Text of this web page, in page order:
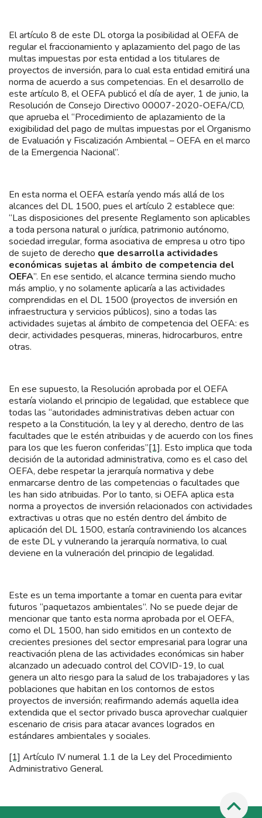
El artículo 8 de este DL otorga la posibilidad al OEFA de
regular el fraccionamiento y aplazamiento del pago de las
multas impuestas por esta entidad a los titulares de
proyectos de inversión, para lo cual esta entidad emitirá una
norma de acuerdo a sus competencias. En el desarrollo de
este artículo 8, el OEFA publicó el día de ayer, 1 de junio, la
Resolución de Consejo Directivo 00007-2020-OEFA/CD,
que aprueba el “Procedimiento de aplazamiento de la
exigibilidad del pago de multas impuestas por el Organismo
de Evaluación y Fiscalización Ambiental – OEFA en el marco
de la Emergencia Nacional”.
En esta norma el OEFA estaría yendo más allá de los
alcances del DL 1500, pues el artículo 2 establece que:
“Las disposiciones del presente Reglamento son aplicables
a toda persona natural o jurídica, patrimonio autónomo,
sociedad irregular, forma asociativa de empresa u otro tipo
de sujeto de derecho que desarrolla actividades
económicas sujetas al ámbito de competencia del
OEFA”. En ese sentido, el alcance termina siendo mucho
más amplio, y no solamente aplicaría a las actividades
comprendidas en el DL 1500 (proyectos de inversión en
infraestructura y servicios públicos), sino a todas las
actividades sujetas al ámbito de competencia del OEFA: es
decir, actividades pesqueras, mineras, hidrocarburos, entre
otras.
En ese supuesto, la Resolución aprobada por el OEFA
estaría violando el principio de legalidad, que establece que
todas las “autoridades administrativas deben actuar con
respeto a la Constitución, la ley y al derecho, dentro de las
facultades que le estén atribuidas y de acuerdo con los fines
para los que les fueron conferidas”[1]. Esto implica que toda
decisión de la autoridad administrativa, como es el caso del
OEFA, debe respetar la jerarquía normativa y debe
enmarcarse dentro de las competencias o facultades que
les han sido atribuidas. Por lo tanto, si OEFA aplica esta
norma a proyectos de inversión relacionados con actividades
extractivas u otras que no estén dentro del ámbito de
aplicación del DL 1500, estaría contraviniendo los alcances
de este DL y vulnerando la jerarquía normativa, lo cual
deviene en la vulneración del principio de legalidad.
Este es un tema importante a tomar en cuenta para evitar
futuros “paquetazos ambientales”. No se puede dejar de
mencionar que tanto esta norma aprobada por el OEFA,
como el DL 1500, han sido emitidos en un contexto de
crecientes presiones del sector empresarial para lograr una
reactivación plena de las actividades económicas sin haber
alcanzado un adecuado control del COVID-19, lo cual
genera un alto riesgo para la salud de los trabajadores y las
poblaciones que habitan en los contornos de estos
proyectos de inversión; reafirmando además aquella idea
extendida que el sector privado busca aprovechar cualquier
escenario de crisis para atacar avances logrados en
estándares ambientales y sociales.
[1] Artículo IV numeral 1.1 de la Ley del Procedimiento
Administrativo General.